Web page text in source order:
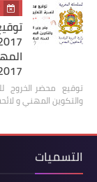
والتكوين المهني و
التسميات